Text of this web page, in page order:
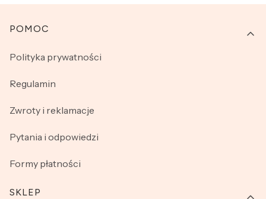
Linki w stopce
POMOC
Polityka prywatności
Regulamin
Zwroty i reklamacje
Pytania i odpowiedzi
Formy płatności
SKLEP